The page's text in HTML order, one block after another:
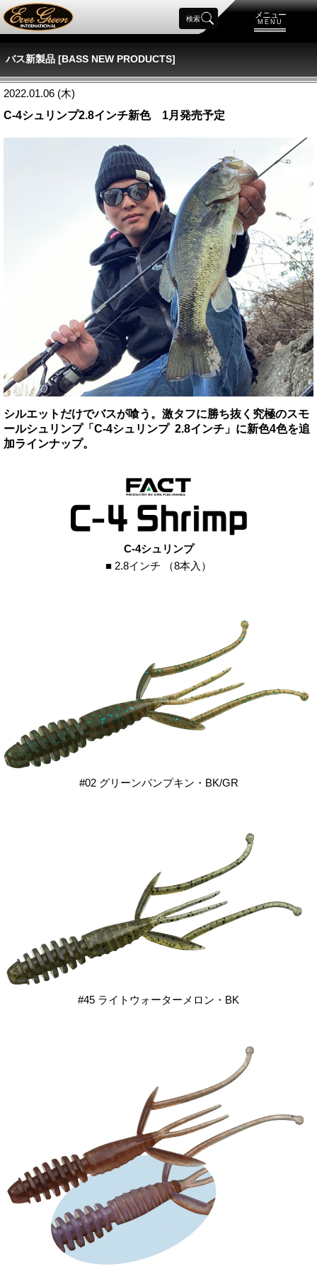
メニュー
MENU
検索
バス新製品 [BASS NEW PRODUCTS]
2022.01.06 (木)
C-4シュリンプ2.8インチ新色 1月発売予定
シルエットだけでバスが喰う。激タフに勝ち抜く究極のスモ
ールシュリンプ「C-4シュリンプ 2.8インチ」に新色4色を追
加ラインナップ。
C-4シュリンプ
■ 2.8インチ （8本入）
#02 グリーンパンプキン・BK/GR
#45 ライトウォーターメロン・BK